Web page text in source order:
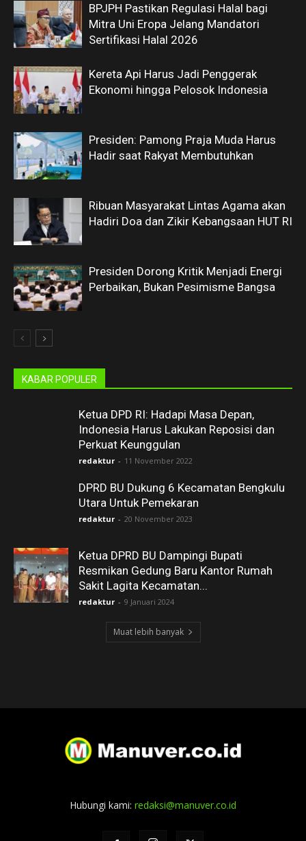
BPJPH Pastikan Regulasi Halal bagi
Mitra Uni Eropa Jelang Mandatori
Sertifikasi Halal 2026
Kereta Api Harus Jadi Penggerak
Ekonomi hingga Pelosok Indonesia
Presiden: Pamong Praja Muda Harus
Hadir saat Rakyat Membutuhkan
Ribuan Masyarakat Lintas Agama akan
Hadiri Doa dan Zikir Kebangsaan HUT RI
Presiden Dorong Kritik Menjadi Energi
Perbaikan, Bukan Pesimisme Bangsa
KABAR POPULER
Ketua DPD RI: Hadapi Masa Depan,
Indonesia Harus Lakukan Reposisi dan
Perkuat Keunggulan
redaktur - 11 November 2022
DPRD BU Dukung 6 Kecamatan Bengkulu
Utara Untuk Pemekaran
redaktur - 20 November 2023
Ketua DPRD BU Dampingi Bupati
Resmikan Gedung Baru Kantor Rumah
Sakit Lagita Kecamatan...
redaktur - 9 Januari 2024
Muat lebih banyak
Hubungi kami: redaksi@manuver.co.id